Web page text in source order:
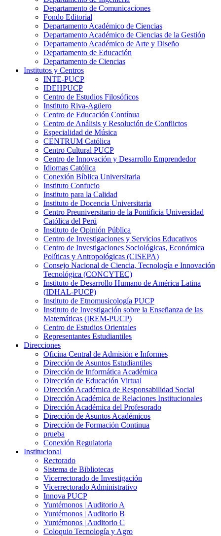
Departamento de Comunicaciones
Fondo Editorial
Departamento Académico de Ciencias
Departamento Académico de Ciencias de la Gestión
Departamento Académico de Arte y Diseño
Departamento de Educación
Departamento de Ciencias
Institutos y Centros
INTE-PUCP
IDEHPUCP
Centro de Estudios Filosóficos
Instituto Riva-Agüero
Centro de Educación Contínua
Centro de Análisis y Resolución de Conflictos
Especialidad de Música
CENTRUM Católica
Centro Cultural PUCP
Centro de Innovación y Desarrollo Emprendedor
Idiomas Católica
Conexión Bíblica Universitaria
Instituto Confucio
Instituto para la Calidad
Instituto de Docencia Universitaria
Centro Preuniversitario de la Pontificia Universidad
Católica del Perú
Instituto de Opinión Pública
Centro de Investigaciones y Servicios Educativos
Centro de Investigaciones Sociológicas, Económica
Políticas y Antropológicas (CISEPA)
Consejo Nacional de Ciencia, Tecnología e Innovación
Tecnológica (CONCYTEC)
Instituto de Desarrollo Humano de América Latina
(IDHAL-PUCP)
Instituto de Etnomusicología PUCP
Instituto de Investigación sobre la Enseñanza de las
Matemáticas (IREM-PUCP)
Centro de Estudios Orientales
Representantes Estudiantiles
Direcciones
Oficina Central de Admisión e Informes
Dirección de Asuntos Estudiantiles
Dirección de Informática Académica
Dirección de Educación Virtual
Dirección Académica de Responsabilidad Social
Dirección Académica de Relaciones Institucionales
Dirección Académica del Profesorado
Dirección de Asuntos Académicos
Dirección de Formación Continua
prueba
Conexión Regulatoria
Institucional
Rectorado
Sistema de Bibliotecas
Vicerrectorado de Investigación
Vicerrectorado Administrativo
Innova PUCP
Yuntémonos | Auditorio A
Yuntémonos | Auditorio B
Yuntémonos | Auditorio C
Coloquio Tecnología y Agro